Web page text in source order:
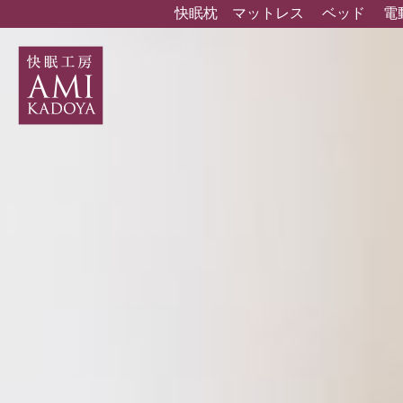
快眠枕 マットレス ベッド 電